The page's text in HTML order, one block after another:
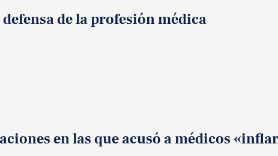
de la profesión médica
en las que acusó a médicos